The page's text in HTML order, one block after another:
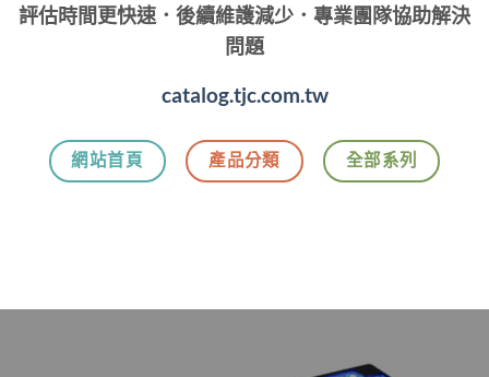
評估時間更快速．後續維護減少．專業團隊協助解決
問題
catalog.tjc.com.tw
網站首頁 產品分類 全部系列